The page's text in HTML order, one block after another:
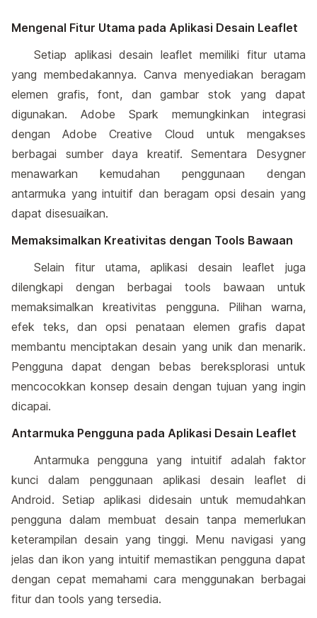
Mengenal Fitur Utama pada Aplikasi Desain Leaflet
Setiap aplikasi desain leaflet memiliki fitur utama
yang membedakannya. Canva menyediakan beragam
elemen grafis, font, dan gambar stok yang dapat
digunakan. Adobe Spark memungkinkan integrasi
dengan Adobe Creative Cloud untuk mengakses
berbagai sumber daya kreatif. Sementara Desygner
menawarkan kemudahan penggunaan dengan
antarmuka yang intuitif dan beragam opsi desain yang
dapat disesuaikan.
Memaksimalkan Kreativitas dengan Tools Bawaan
Selain fitur utama, aplikasi desain leaflet juga
dilengkapi dengan berbagai tools bawaan untuk
memaksimalkan kreativitas pengguna. Pilihan warna,
efek teks, dan opsi penataan elemen grafis dapat
membantu menciptakan desain yang unik dan menarik.
Pengguna dapat dengan bebas bereksplorasi untuk
mencocokkan konsep desain dengan tujuan yang ingin
dicapai.
Antarmuka Pengguna pada Aplikasi Desain Leaflet
Antarmuka pengguna yang intuitif adalah faktor
kunci dalam penggunaan aplikasi desain leaflet di
Android. Setiap aplikasi didesain untuk memudahkan
pengguna dalam membuat desain tanpa memerlukan
keterampilan desain yang tinggi. Menu navigasi yang
jelas dan ikon yang intuitif memastikan pengguna dapat
dengan cepat memahami cara menggunakan berbagai
fitur dan tools yang tersedia.